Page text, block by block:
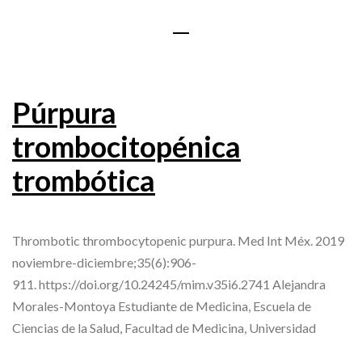
Púrpura
trombocitopénica
trombótica
Thrombotic thrombocytopenic purpura. Med Int Méx. 2019
noviembre-diciembre;35(6):906-
911. https://doi.org/10.24245/mim.v35i6.2741 Alejandra
Morales-Montoya Estudiante de Medicina, Escuela de
Ciencias de la Salud, Facultad de Medicina, Universidad